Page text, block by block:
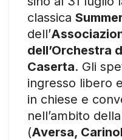
classica
dell’
dell’Orchestra
Caserta. Gli
ingresso libero
in chiese e
nell’ambito della
(Aversa,